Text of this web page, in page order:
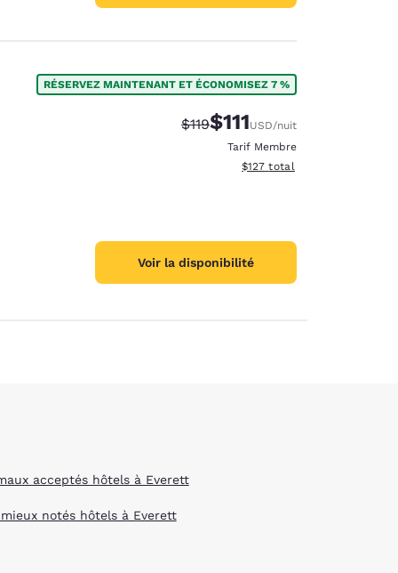
RÉSERVEZ MAINTENANT ET ÉCONOMISEZ 7 %
Tarif barré :
$119Tarif réduit :
$111USD/nuit
Tarif Membre
Afficher les détails du total
$127 total
Voir la disponibilité
acceptés hôtels à Everett
mieux notés hôtels à Everett